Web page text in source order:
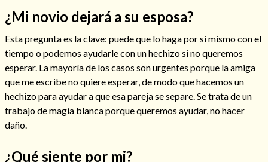
Hechizos de amor
¿Mi novio dejará a su esposa?
Esta pregunta es la clave: puede que lo haga por si mismo con el
tiempo o podemos ayudarle con un hechizo si no queremos
esperar. La mayoría de los casos son urgentes porque la amiga
que me escribe no quiere esperar, de modo que hacemos un
hechizo para ayudar a que esa pareja se separe. Se trata de un
trabajo de magia blanca porque queremos ayudar, no hacer
daño.
¿Qué siente por mi?